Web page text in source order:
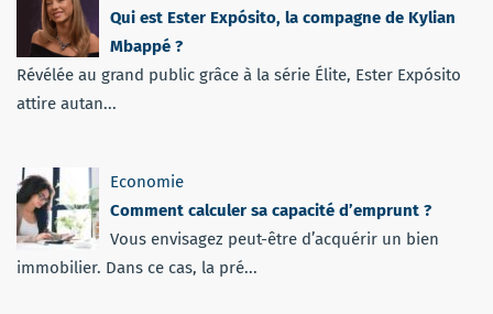
Qui est Ester Expósito, la compagne de Kylian
Mbappé ?
Révélée au grand public grâce à la série Élite, Ester Expósito
attire autan...
Economie
Comment calculer sa capacité d’emprunt ?
Vous envisagez peut-être d’acquérir un bien
immobilier. Dans ce cas, la pré...